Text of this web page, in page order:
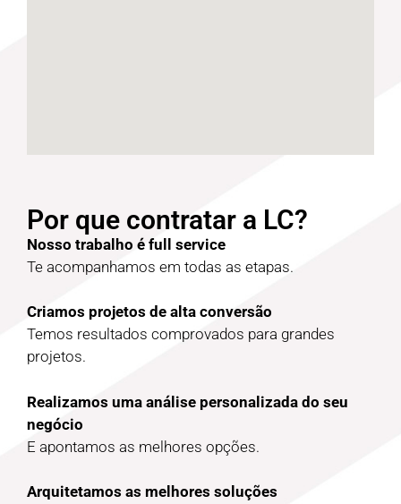
Por que contratar a LC?
Nosso trabalho é full service
Te acompanhamos em todas as etapas.
Criamos projetos de alta conversão
Temos resultados comprovados para grandes
projetos.
Realizamos uma análise personalizada do seu
negócio
E apontamos as melhores opções.
Arquitetamos as melhores soluções